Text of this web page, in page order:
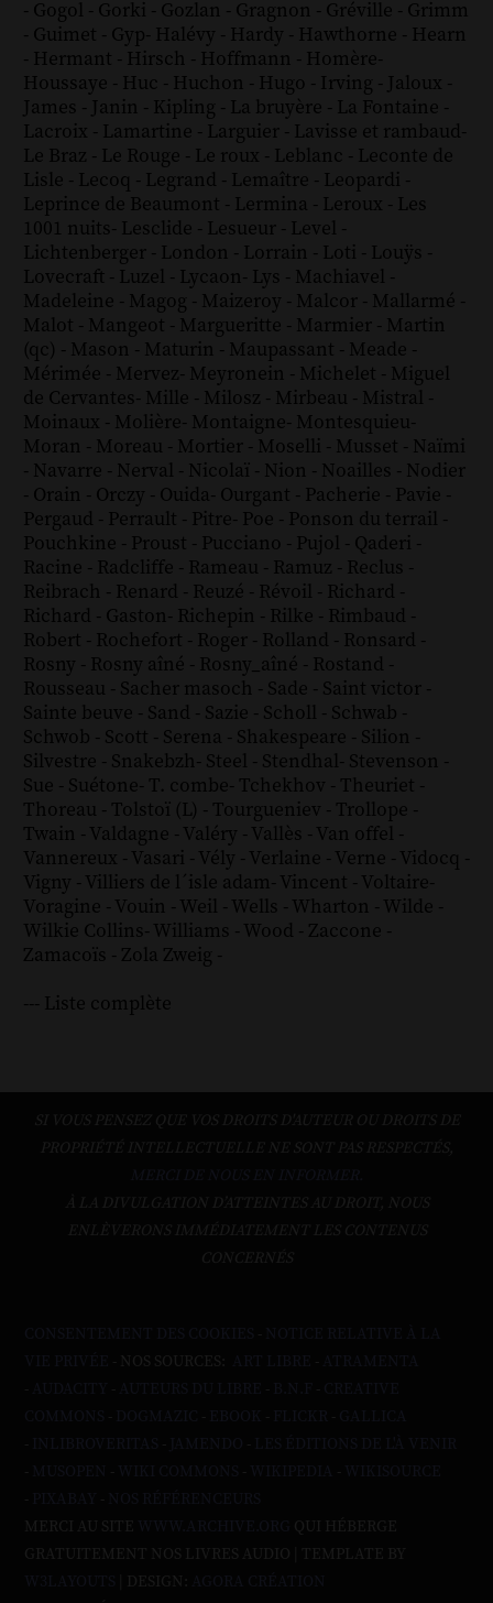
- Gogol - Gorki - Gozlan - Gragnon - Gréville - Grimm
- Guimet - Gyp- Halévy - Hardy - Hawthorne - Hearn
- Hermant - Hirsch - Hoffmann - Homère-
Houssaye - Huc - Huchon - Hugo - Irving - Jaloux -
James - Janin - Kipling - La bruyère - La Fontaine -
Lacroix - Lamartine - Larguier - Lavisse et rambaud-
Le Braz - Le Rouge - Le roux - Leblanc - Leconte de
Lisle - Lecoq - Legrand - Lemaître - Leopardi -
Leprince de Beaumont - Lermina - Leroux - Les
1001 nuits- Lesclide - Lesueur - Level -
Lichtenberger - London - Lorrain - Loti - Louÿs -
Lovecraft - Luzel - Lycaon- Lys - Machiavel -
Madeleine - Magog - Maizeroy - Malcor - Mallarmé -
Malot - Mangeot - Margueritte - Marmier - Martin
(qc) - Mason - Maturin - Maupassant - Meade -
Mérimée - Mervez- Meyronein - Michelet - Miguel
de Cervantes- Mille - Milosz - Mirbeau - Mistral -
Moinaux - Molière- Montaigne- Montesquieu-
Moran - Moreau - Mortier - Moselli - Musset - Naïmi
- Navarre - Nerval - Nicolaï - Nion - Noailles - Nodier
- Orain - Orczy - Ouida- Ourgant - Pacherie - Pavie -
Pergaud - Perrault - Pitre- Poe - Ponson du terrail -
Pouchkine - Proust - Pucciano - Pujol - Qaderi -
Racine - Radcliffe - Rameau - Ramuz - Reclus -
Reibrach - Renard - Reuzé - Révoil - Richard -
Richard - Gaston- Richepin - Rilke - Rimbaud -
Robert - Rochefort - Roger - Rolland - Ronsard -
Rosny - Rosny aîné - Rosny_aîné - Rostand -
Rousseau - Sacher masoch - Sade - Saint victor -
Sainte beuve - Sand - Sazie - Scholl - Schwab -
Schwob - Scott - Serena - Shakespeare - Silion -
Silvestre - Snakebzh- Steel - Stendhal- Stevenson -
Sue - Suétone- T. combe- Tchekhov - Theuriet -
Thoreau - Tolstoï (L) - Tourgueniev - Trollope -
Twain - Valdagne - Valéry - Vallès - Van offel -
Vannereux - Vasari - Vély - Verlaine - Verne - Vidocq -
Vigny - Villiers de l´isle adam- Vincent - Voltaire-
Voragine - Vouin - Weil - Wells - Wharton - Wilde -
Wilkie Collins- Williams - Wood - Zaccone -
Zamacoïs - Zola Zweig -
--- Liste complète